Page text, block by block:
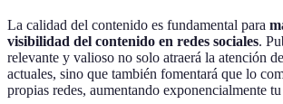
La calidad del contenido es fundamental para
visibilidad del contenido en redes sociales.
relevante y valioso no solo atraerá la atención
actuales, sino que también fomentará que lo
propias redes, aumentando exponencialmente